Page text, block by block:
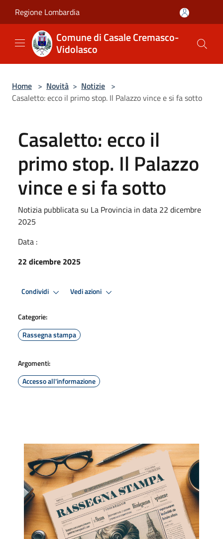
Regione Lombardia
Comune di Casale Cremasco-
Vidolasco
Home > Novità > Notizie >
Casaletto: ecco il primo stop. Il Palazzo vince e si fa sotto
Casaletto: ecco il
primo stop. Il Palazzo
vince e si fa sotto
Notizia pubblicata su La Provincia in data 22 dicembre
2025
Data :
22 dicembre 2025
Condividi Vedi azioni
Categorie:
Rassegna stampa
Argomenti:
Accesso all'informazione